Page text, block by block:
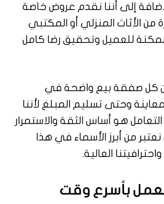
إلى أننا نقدم عروض خاصة
من الأثاث المنزلي أو المكتبي
للعميل وتحقيق رضا كامل
كل صفقة بيع واضحة في
وحتى تسليم المبلغ لأننا
هو أساس الثقة والاستمرار
من أبرز الأسماء في هذا
العالية.
بأسرع وقت